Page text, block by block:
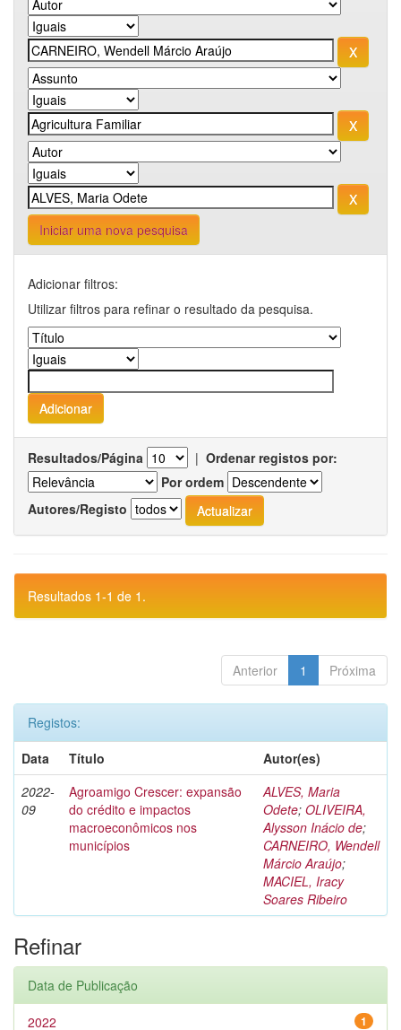
Iniciar uma nova pesquisa
Adicionar filtros:
Utilizar filtros para refinar o resultado da pesquisa.
Resultados/Página | Ordenar registos por:
Por ordem
Autores/Registo
Resultados 1-1 de 1.
Anterior 1 Próxima
Registos:
Data
Título
Autor(es)
2022-
09
Agroamigo Crescer: expansão
do crédito e impactos
macroeconômicos nos
municípios
ALVES, Maria
Odete; OLIVEIRA,
Alysson Inácio de;
CARNEIRO, Wendell
Márcio Araújo;
MACIEL, Iracy
Soares Ribeiro
Refinar
Data de Publicação
1
2022